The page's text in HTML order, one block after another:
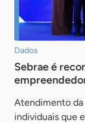
Dados
Sebrae é
Atendimento
individuais que